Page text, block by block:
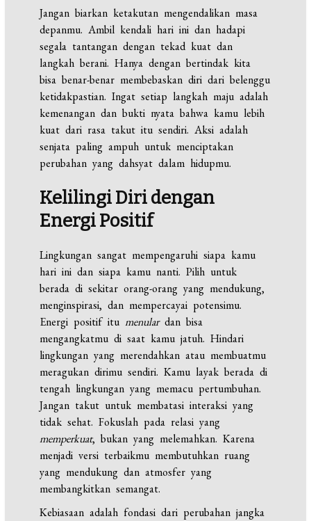
Jangan biarkan ketakutan mengendalikan masa
depanmu. Ambil kendali hari ini dan hadapi
segala tantangan dengan tekad kuat dan
langkah berani. Hanya dengan bertindak kita
bisa benar-benar membebaskan diri dari belenggu
ketidakpastian. Ingat setiap langkah maju adalah
kemenangan dan bukti nyata bahwa kamu lebih
kuat dari rasa takut itu sendiri. Aksi adalah
senjata paling ampuh untuk menciptakan
perubahan yang dahsyat dalam hidupmu.
Kelilingi Diri dengan
Energi Positif
Lingkungan sangat mempengaruhi siapa kamu
hari ini dan siapa kamu nanti. Pilih untuk
berada di sekitar orang-orang yang mendukung,
menginspirasi, dan mempercayai potensimu.
Energi positif itumenulardan bisa
mengangkatmu di saat kamu jatuh. Hindari
lingkungan yang merendahkan atau membuatmu
meragukan dirimu sendiri. Kamu layak berada di
tengah lingkungan yang memacu pertumbuhan.
Jangan takut untuk membatasi interaksi yang
tidak sehat. Fokuslah pada relasi yang
memperkuat, bukan yang melemahkan. Karena
menjadi versi terbaikmu membutuhkan ruang
yang mendukung dan atmosfer yang
membangkitkan semangat.
Kebiasaan adalah fondasi dari perubahan jangka